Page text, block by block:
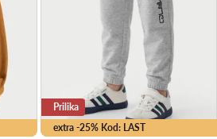
extra -25% Kod: LAST
Prilika